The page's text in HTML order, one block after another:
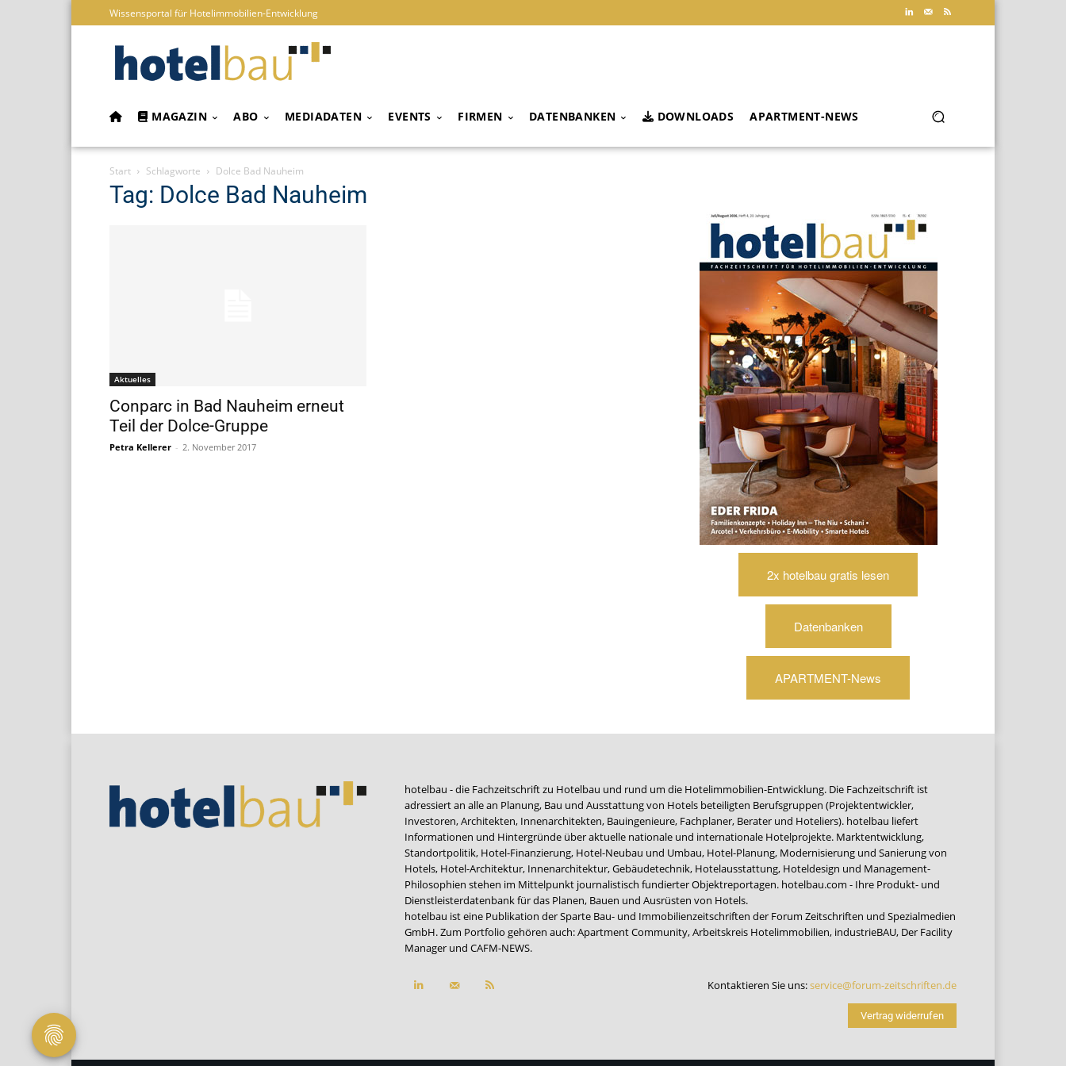
Wissensportal für Hotelimmobilien-Entwicklung
MAGAZIN ABO MEDIADATEN EVENTS FIRMEN DATENBANKEN DOWNLOADS APARTMENT-NEWS
Start Schlagworte Dolce Bad Nauheim
Tag: Dolce Bad Nauheim
Aktuelles
Conparc in Bad Nauheim erneut
Teil der Dolce-Gruppe
Petra Kellerer - 2. November 2017
2x hotelbau gratis lesen
Datenbanken
APARTMENT-News
hotelbau - die Fachzeitschrift zu Hotelbau und rund um die Hotelimmobilien-Entwicklung. Die Fachzeitschrift ist
adressiert an alle an Planung, Bau und Ausstattung von Hotels beteiligten Berufsgruppen (Projektentwickler,
Investoren, Architekten, Innenarchitekten, Bauingenieure, Fachplaner, Berater und Hoteliers). hotelbau liefert
Informationen und Hintergründe über aktuelle nationale und internationale Hotelprojekte. Marktentwicklung,
Standortpolitik, Hotel-Finanzierung, Hotel-Neubau und Umbau, Hotel-Planung, Modernisierung und Sanierung von
Hotels, Hotel-Architektur, Innenarchitektur, Gebäudetechnik, Hotelausstattung, Hoteldesign und Management-
Philosophien stehen im Mittelpunkt journalistisch fundierter Objektreportagen. hotelbau.com - Ihre Produkt- und
Dienstleisterdatenbank für das Planen, Bauen und Ausrüsten von Hotels.
hotelbau ist eine Publikation der Sparte Bau- und Immobilienzeitschriften der Forum Zeitschriften und Spezialmedien
GmbH. Zum Portfolio gehören auch:Apartment Community,Arbeitskreis Hotelimmobilien, industrieBAU, Der Facility
Manager und CAFM-NEWS.
Kontaktieren Sie uns:service@forum-zeitschriften.de
Vertrag widerrufen